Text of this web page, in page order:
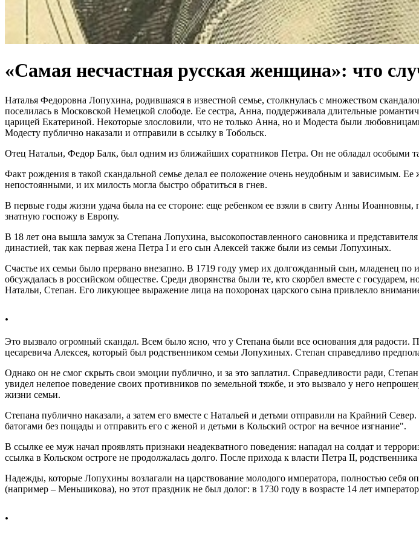
«Самая несчастная русская женщина»: что
Наталья Федоровна Лопухина, родившаяся в известной семье, столкнулась с множеством
поселилась в Московской Немецкой слободе. Ее сестра, Анна, поддерживала длительные
царицей Екатериной. Некоторые злословили, что не только Анна, но и Модеста были
Модесту публично наказали и отправили в ссылку в Тобольск.
Отец Натальи, Федор Балк, был одним из ближайших соратников Петра. Он не обладал особыми
Факт рождения в такой скандальной семье делал ее положение очень неудобным и зависимым.
непостоянными, и их милость могла быстро обратиться в гнев.
В первые годы жизни удача была на ее стороне: еще ребенком ее взяли в свиту Анны
знатную госпожу в Европу.
В 18 лет она вышла замуж за Степана Лопухина, высокопоставленного сановника и
династией, так как первая жена Петра I и его сын Алексей также были из семьи Лопухиных.
Счастье их семьи было прервано внезапно. В 1719 году умер их долгожданный сын, младенец
обсуждалась в российском обществе. Среди дворянства были те, кто скорбел вместе с
Натальи, Степан. Его ликующее выражение лица на похоронах царского сына привлекло
.
Это вызвало огромный скандал. Всем было ясно, что у Степана были все основания для радости.
цесаревича Алексея, который был родственником семьи Лопухиных. Степан справедливо
Однако он не смог скрыть свои эмоции публично, и за это заплатил. Справедливости ради,
увидел нелепое поведение своих противников по земельной тяжбе, и это вызвало у него
жизни семьи.
Степана публично наказали, а затем его вместе с Натальей и детьми отправили на Крайний
батогами без пощады и отправить его с женой и детьми в Кольский острог на вечное изгнание".
В ссылке ее муж начал проявлять признаки неадекватного поведения: нападал на солдат и
ссылка в Кольском остроге не продолжалась долго. После прихода к власти Петра II,
Надежды, которые Лопухины возлагали на царствование молодого императора, полностью
(например – Меньшикова), но этот праздник не был долог: в 1730 году в возрасте 14 лет
.